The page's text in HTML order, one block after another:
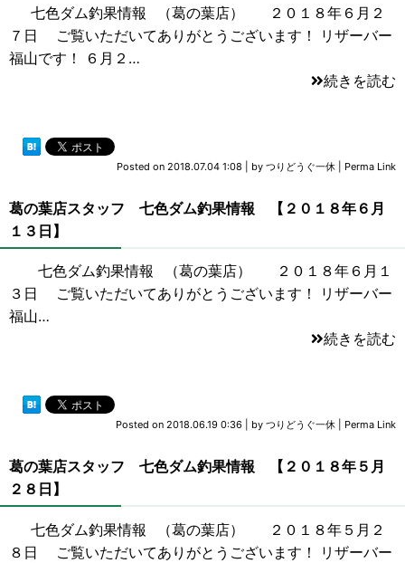
七色ダム釣果情報 （葛の葉店） ２０１８年６月２
７日 ご覧いただいてありがとうございます！ リザーバー
福山です！ ６月２…
続きを読む
Posted on 2018.07.04 1:08 by つりどうぐ一休 Perma Link
葛の葉店スタッフ 七色ダム釣果情報 【２０１８年６月
１３日】
七色ダム釣果情報 （葛の葉店） ２０１８年６月１
３日 ご覧いただいてありがとうございます！ リザーバー
福山…
続きを読む
Posted on 2018.06.19 0:36 by つりどうぐ一休 Perma Link
葛の葉店スタッフ 七色ダム釣果情報 【２０１８年５月
２８日】
七色ダム釣果情報 （葛の葉店） ２０１８年５月２
８日 ご覧いただいてありがとうございます！ リザーバー